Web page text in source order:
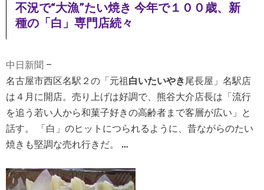
不況で“大漁”たい焼き 今年で１００歳、新
種の「白」専門店続々
中日新聞 –
名古屋市西区名駅２の「元祖白いたいやき尾長屋」名駅店
は４月に開店。売り上げは好調で、熊谷大介店長は「流行
を追う若い人から和菓子好きの高齢者まで客層が広い」と
話す。 「白」のヒットにつられるように、昔ながらのたい
焼きも堅調な売れ行きだ。 …